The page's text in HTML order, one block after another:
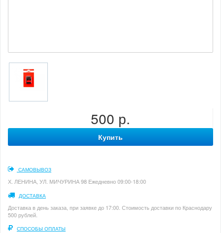
500 р.
Купить
САМОВЫВОЗ
Х. ЛЕНИНА, УЛ. МИЧУРИНА 98 Ежедневно 09:00-18:00
ДОСТАВКА
Доставка в день заказа, при заявке до 17:00. Стоимость доставки по Краснодару
500 рублей.
СПОСОБЫ ОПЛАТЫ